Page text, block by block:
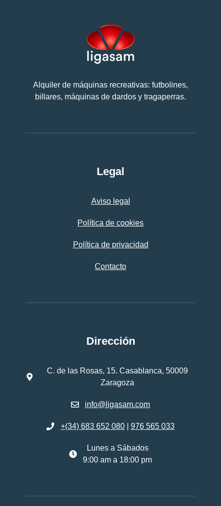
Alquiler de máquinas recreativas: futbolines,
billares, máquinas de dardos y tragaperras.
Legal
Aviso legal
Política de cookies
Política de privacidad
Contacto
Dirección
C. de las Rosas, 15. Casablanca, 50009
Zaragoza
info@ligasam.com
+(34) 683 652 080| 976 565 033
Lunes a Sábados
9:00 am a 18:00 pm